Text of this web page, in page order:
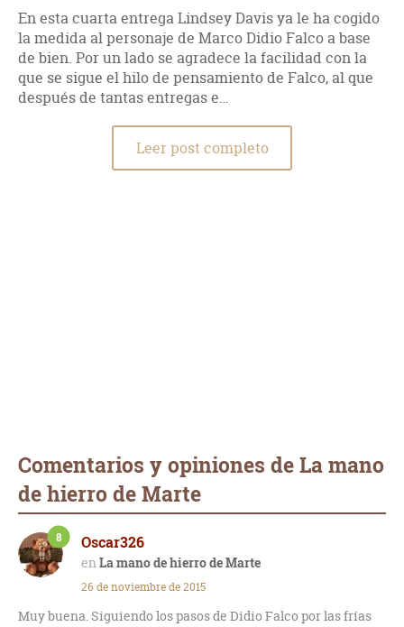
En esta cuarta entrega Lindsey Davis ya le ha cogido
la medida al personaje de Marco Didio Falco a base
de bien. Por un lado se agradece la facilidad con la
que se sigue el hilo de pensamiento de Falco, al que
después de tantas entregas e…
Leer post completo
Comentarios y opiniones de La mano
de hierro de Marte
Oscar326
La mano de hierro de Marte
8
26 de noviembre de 2015
Muy buena. Siguiendo los pasos de Didio Falco por las frías